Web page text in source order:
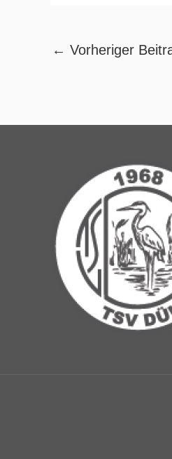
← Vorheriger